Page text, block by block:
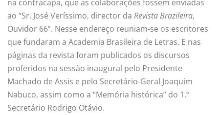
na contracapa, que as colaborações fossem enviadas
ao “Sr. José Veríssimo, director da Revista Brazileira,
Ouvidor 66”. Nesse endereço reuniam-se os escritores
que fundaram a Academia Brasileira de Letras. E nas
páginas da revista foram publicados os discursos
proferidos na sessão inaugural pelo Presidente
Machado de Assis e pelo Secretário-Geral Joaquim
Nabuco, assim como a “Memória histórica” do 1.º
Secretário Rodrigo Otávio.